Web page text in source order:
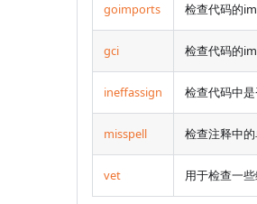
goimports 检查代码的
gci 检查代码的
ineffassign 检查代码中
misspell 检查注释中
vet 用于检查一